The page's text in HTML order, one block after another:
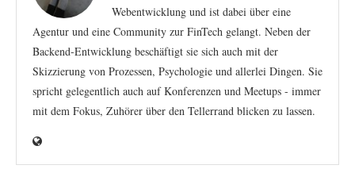
Webentwicklung und ist dabei über eine
Agentur und eine Community zur FinTech gelangt. Neben der
Backend-Entwicklung beschäftigt sie sich auch mit der
Skizzierung von Prozessen, Psychologie und allerlei Dingen. Sie
spricht gelegentlich auch auf Konferenzen und Meetups - immer
mit dem Fokus, Zuhörer über den Tellerrand blicken zu lassen.